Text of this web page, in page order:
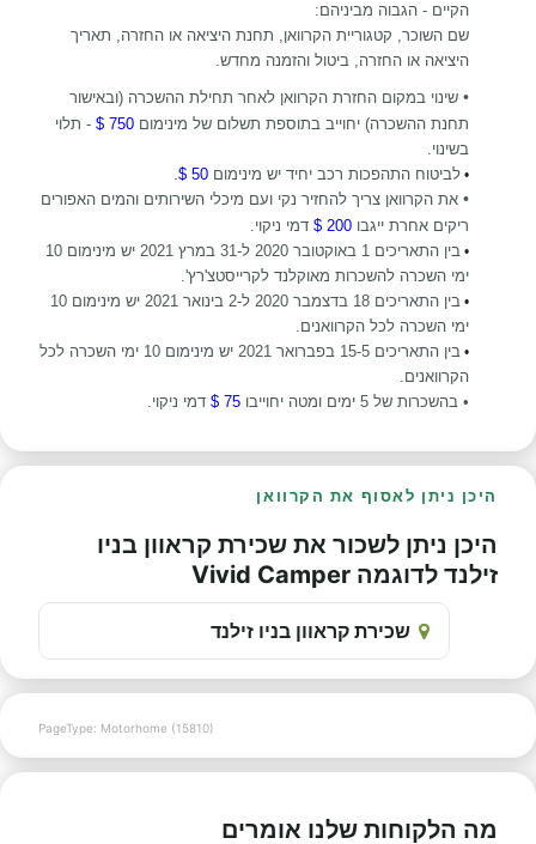
הקיים - הגבוה מביניהם:
שם השוכר, קטגוריית הקרוואן, תחנת היציאה או החזרה, תאריך
היציאה או החזרה, ביטול והזמנה מחדש.
• שינוי במקום החזרת הקרוואן לאחר תחילת ההשכרה (ובאישור
תחנת ההשכרה) יחוייב בתוספת תשלום של מינימום 750 $
- תלוי
בשינוי.
• לביטוח התהפכות רכב יחיד יש מינימום 50 $
.
• את הקרוואן צריך להחזיר נקי ועם מיכלי השירותים והמים האפורים
ריקים אחרת ייגבו 200 $ דמי ניקוי.
•
בין התאריכים 1 באוקטובר 2020 ל-31 במרץ 2021 יש מינימום 10
ימי השכרה להשכרות מאוקלנד לקרייסטצ'רץ'.
•
בין התאריכים 18 בדצמבר 2020 ל-2 בינואר 2021 יש מינימום 10
ימי השכרה לכל הקרוואנים.
•
בין התאריכים 15-5 בפברואר 2021 יש מינימום 10 ימי השכרה לכל
הקרוואנים.
• בהשכרות של 5 ימים ומטה יחוייבו
75 $ דמי ניקוי.
היכן ניתן לאסוף את הקרוואן
היכן ניתן לשכור את שכירת קראוון בניו
זילנד לדוגמה Vivid Camper
שכירת קראוון בניו זילנד
PageType: Motorhome (15810)
מה הלקוחות שלנו אומרים